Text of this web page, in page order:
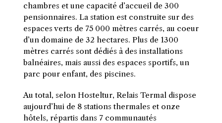
chambres et une capacité d’accueil de 300
pensionnaires. La station est construite sur des
espaces verts de 75 000 mètres carrés, au coeur
d’un domaine de 32 hectares. Plus de 1300
mètres carrés sont dédiés à des installations
balnéaires, mais aussi des espaces sportifs, un
parc pour enfant, des piscines.
Au total, selon Hosteltur, Relais Termal dispose
aujourd’hui de 8 stations thermales et onze
hôtels, répartis dans 7 communautés